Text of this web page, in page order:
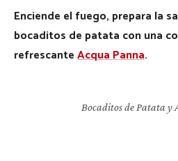
Enciende el fuego, prepara la
bocaditos de patata con una
refrescanteAcqua Panna.
Bocaditos de Patata y